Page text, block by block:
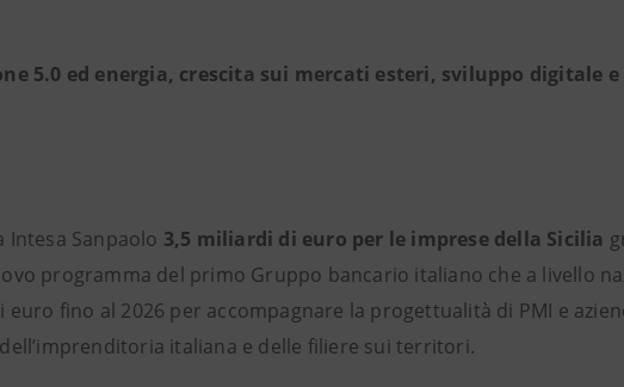
5.0 ed energia, crescita sui mercati esteri, sviluppo digitale
Intesa Sanpaolo 3,5 miliardi di euro per le imprese della Sicilia
programma del primo Gruppo bancario italiano che a livello
euro fino al 2026 per accompagnare la progettualità di PMI e
italiana e delle filiere sui territori.